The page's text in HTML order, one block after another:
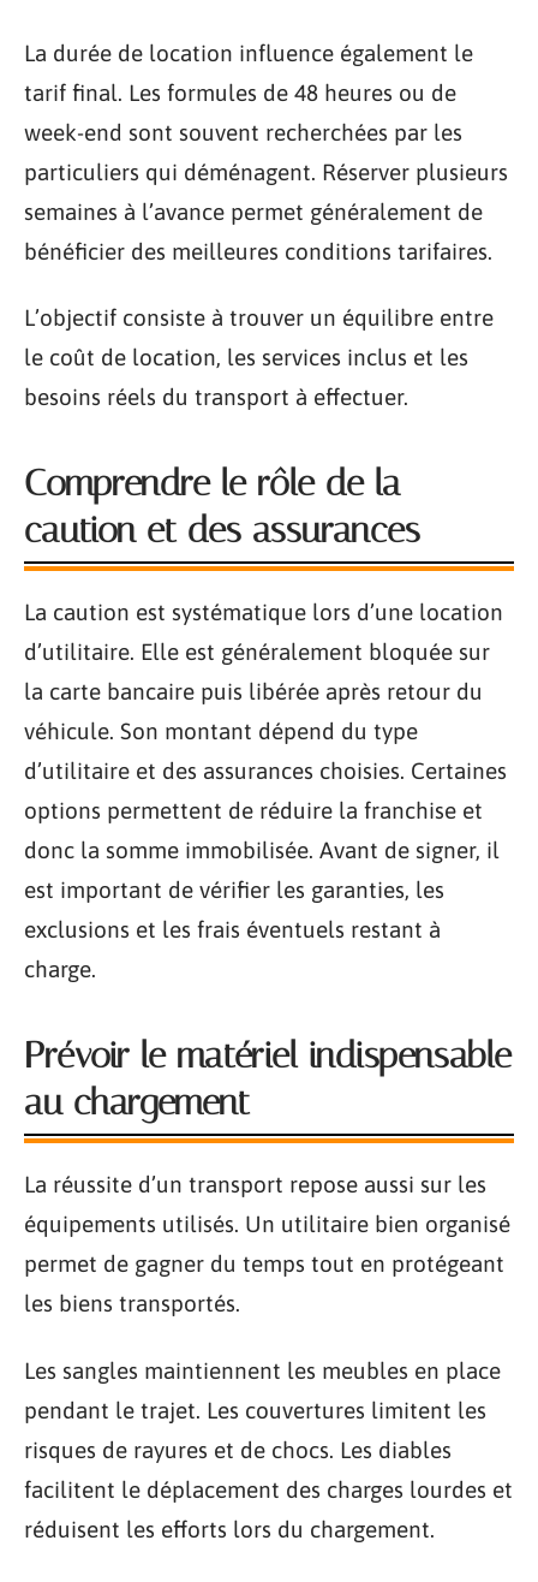
La durée de location influence également le
tarif final. Les formules de 48 heures ou de
week-end sont souvent recherchées par les
particuliers qui déménagent. Réserver plusieurs
semaines à l’avance permet généralement de
bénéficier des meilleures conditions tarifaires.
L’objectif consiste à trouver un équilibre entre
le coût de location, les services inclus et les
besoins réels du transport à effectuer.
Comprendre le rôle de la
caution et des assurances
La caution est systématique lors d’une location
d’utilitaire. Elle est généralement bloquée sur
la carte bancaire puis libérée après retour du
véhicule. Son montant dépend du type
d’utilitaire et des assurances choisies. Certaines
options permettent de réduire la franchise et
donc la somme immobilisée. Avant de signer, il
est important de vérifier les garanties, les
exclusions et les frais éventuels restant à
charge.
Prévoir le matériel indispensable
au chargement
La réussite d’un transport repose aussi sur les
équipements utilisés. Un utilitaire bien organisé
permet de gagner du temps tout en protégeant
les biens transportés.
Les sangles maintiennent les meubles en place
pendant le trajet. Les couvertures limitent les
risques de rayures et de chocs. Les diables
facilitent le déplacement des charges lourdes et
réduisent les efforts lors du chargement.